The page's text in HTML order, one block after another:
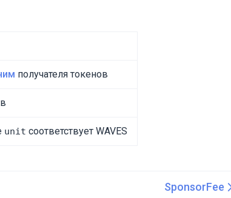
получателя токенов
unit соответствует WAVES
SponsorFee